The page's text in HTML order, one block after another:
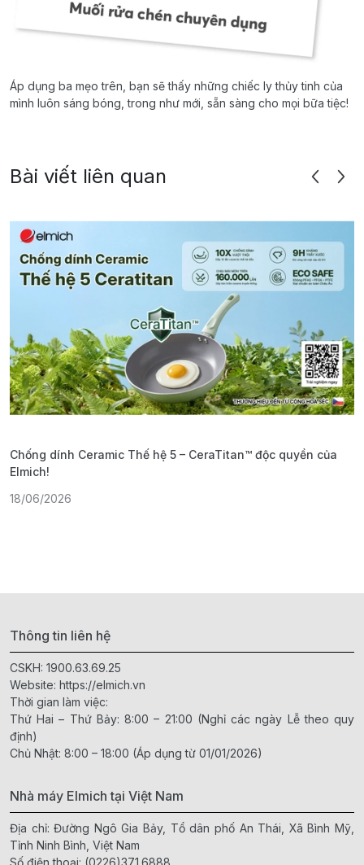
Áp dụng ba mẹo trên, bạn sẽ thấy những chiếc ly thủy tinh của
mình luôn sáng bóng, trong như mới, sẵn sàng cho mọi bữa tiệc!
Bài viết liên quan
Chống dính Ceramic Thế hệ 5 – CeraTitan™ độc quyền của
Elmich!
18/06/2026
Thông tin liên hệ
CSKH: 1900.63.69.25
Website: https://elmich.vn
Thời gian làm việc:
Thứ Hai – Thứ Bảy: 8:00 – 21:00 (Nghỉ các ngày Lễ theo quy
định)
Chủ Nhật: 8:00 – 18:00 (Áp dụng từ 01/01/2026)
Nhà máy Elmich tại Việt Nam
Địa chỉ: Đường Ngô Gia Bảy, Tổ dân phố An Thái, Xã Bình Mỹ,
Tỉnh Ninh Bình, Việt Nam